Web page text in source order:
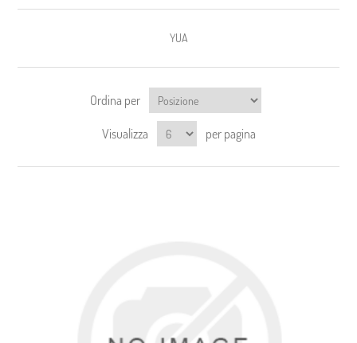
YUA
Ordina per
Visualizza per pagina